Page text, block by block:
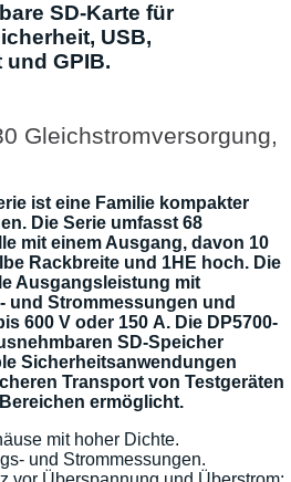
SD-Karte für
USB,
und GPIB.
Gleichstromversorgung,
ist eine Familie kompakter
Die Serie umfasst 68
mit einem Ausgang, davon 10
Rackbreite und 1HE hoch. Die
Ausgangsleistung mit
und Strommessungen und
600 V oder 150 A. Die DP5700-
SD-Speicher
Sicherheitsanwendungen
Transport von Testgeräten
ermöglicht.
mit hoher Dichte.
und Strommessungen.